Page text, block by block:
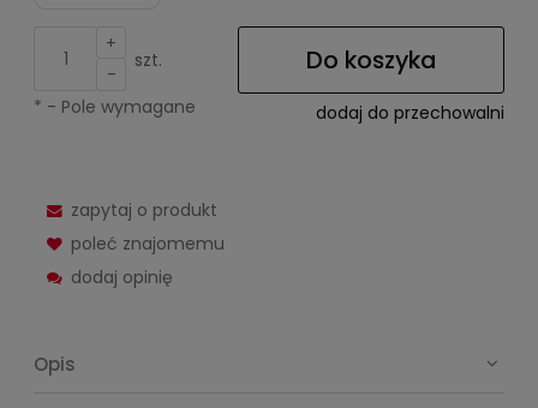
+
-
szt. Do koszyka
dodaj do przechowalni
* - Pole wymagane
zapytaj o produkt
poleć znajomemu
dodaj opinię
Opis